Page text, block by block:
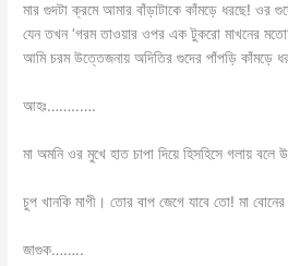
মার গুদটা ক্রমে আমার বাঁড়াটাকে কাঁমড়ে ধরছে! ওর
যেন তখন ‘গরম তাওয়ার ওপর এক টুকরো মাখনের
আমি চরম উত্তেজনায় অদিতির গুদের পাঁপড়ি কাঁমড়ে
আহঃ……..….
মা অমনি ওর মুখে হাত চাপা দিয়ে হিসহিসে গলায় বলে
চুপ খানকি মাগী। তোর বাপ জেগে যাবে তো! মা বোনের
জাগুক……..